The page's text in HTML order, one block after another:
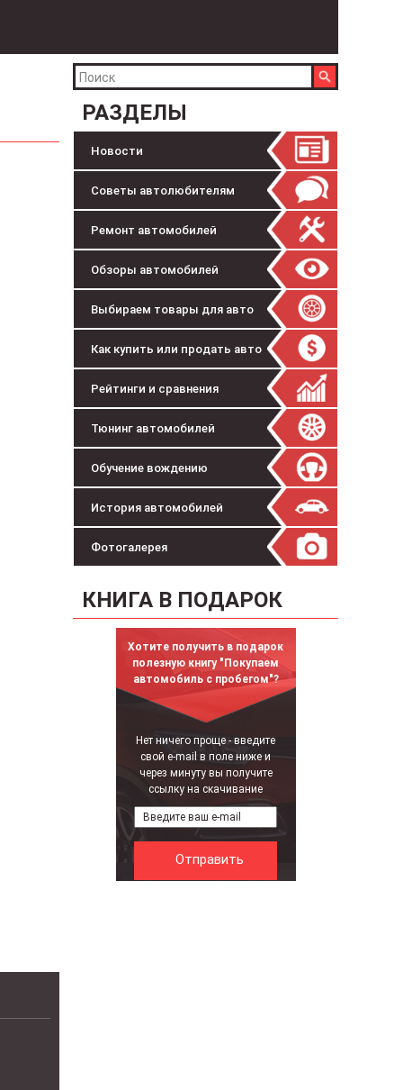
РАЗДЕЛЫ
Новости
Советы автолюбителям
Ремонт автомобилей
Обзоры автомобилей
Выбираем товары для авто
Как купить или продать авто
Рейтинги и сравнения
Тюнинг автомобилей
Обучение вождению
История автомобилей
Фотогалерея
КНИГА В ПОДАРОК
Хотите получить в подарок
полезную книгу "Покупаем
автомобиль с пробегом"?
Нет ничего проще - введите
свой e-mail в поле ниже и
через минуту вы получите
ссылку на скачивание